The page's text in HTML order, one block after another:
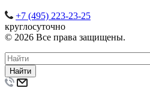
+7 (495) 223-23-25
круглосуточно
© 2026 Все права защищены.
Найти